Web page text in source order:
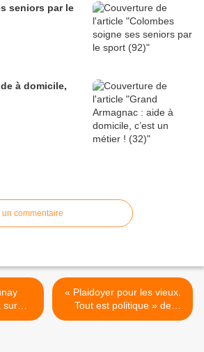
seniors par le
à domicile,
un commentaire
sur
au
« Plaidoyer pour les vieux.
Tout est politique » de
Jérôme Guedj (livre) >